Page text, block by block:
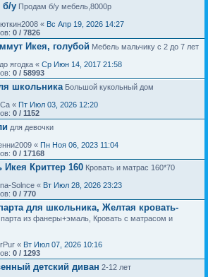
б/у Продам б/у мебель,8000р
« Вс Апр 19, 2026 14:27
0 / 7826
Икея, голубой Мебель мальчику с 2 до 7 лет
ягодка « Ср Июн 14, 2017 21:58
0 / 58993
школьника Большой кукольный дом
« Пт Июл 03, 2026 12:20
0 / 1152
для девочки
« Пн Ноя 06, 2023 11:04
0 / 17168
Икея Криттер 160 Кровать и матрас 160*70
Solnce « Вт Июл 28, 2026 23:23
0 / 770
для школьника, Желтая кровать-
парта из фанеры+эмаль, Кровать с матрасом и
« Вт Июл 07, 2026 10:16
0 / 1293
детский диван 2-12 лет